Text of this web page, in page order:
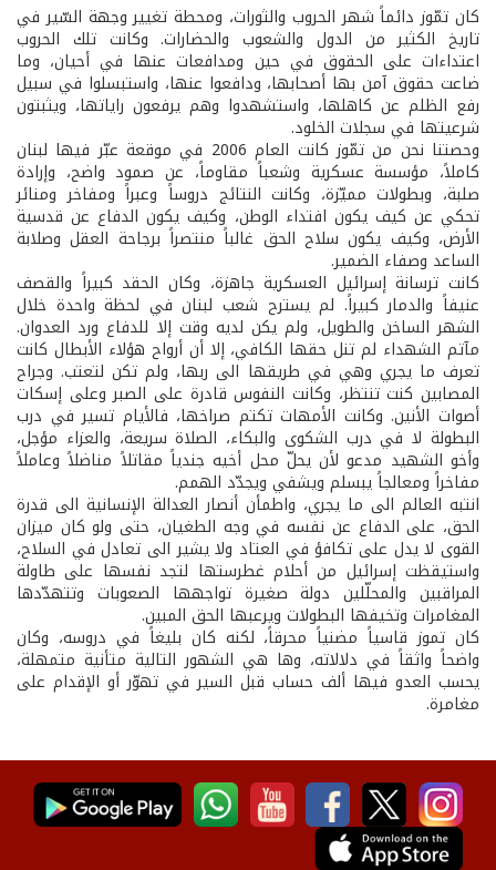
كان تمّوز دائماً شهر الحروب والثورات، ومحطة تغيير وجهة السّير في
تاريخ الكثير من الدول والشعوب والحضارات. وكانت تلك الحروب
اعتداءات على الحقوق في حين ومدافعات عنها في أحيان، وما
ضاعت حقوق آمن بها أصحابها، ودافعوا عنها، واستبسلوا في سبيل
رفع الظلم عن كاهلها، واستشهدوا وهم يرفعون راياتها، ويثبتون
شرعيتها في سجلات الخلود.
وحصتنا نحن من تمّوز كانت العام 2006 في موقعة عبّر فيها لبنان
كاملاً، مؤسسة عسكرية وشعباً مقاوماً، عن صمود واضح، وإرادة
صلبة، وبطولات مميّزة، وكانت النتائج دروساً وعبراً ومفاخر ومنائر
تحكي عن كيف يكون افتداء الوطن، وكيف يكون الدفاع عن قدسية
الأرض، وكيف يكون سلاح الحق غالباً منتصراً برجاحة العقل وصلابة
الساعد وصفاء الضمير.
كانت ترسانة إسرائيل العسكرية جاهزة، وكان الحقد كبيراً والقصف
عنيفاً والدمار كبيراً. لم يسترح شعب لبنان في لحظة واحدة خلال
الشهر الساخن والطويل، ولم يكن لديه وقت إلا للدفاع ورد العدوان.
مآتم الشهداء لم تنل حقها الكافي، إلا أن أرواح هؤلاء الأبطال كانت
تعرف ما يجري وهي في طريقها الى ربها، ولم تكن لتعتب. وجراح
المصابين كنت تنتظر، وكانت النفوس قادرة على الصبر وعلى إسكات
أصوات الأنين. وكانت الأمهات تكتم صراخها، فالأيام تسير في درب
البطولة لا في درب الشكوى والبكاء، الصلاة سريعة، والعزاء مؤجل،
وأخو الشهيد مدعو لأن يحلّ محل أخيه جندياً مقاتلاً مناضلاً وعاملاً
مفاخراً ومعالجاً يبسلم ويشفي ويجدّد الهمم.
انتبه العالم الى ما يجري، واطمأن أنصار العدالة الإنسانية الى قدرة
الحق، على الدفاع عن نفسه في وجه الطغيان، حتى ولو كان ميزان
القوى لا يدل على تكافؤ في العتاد ولا يشير الى تعادل في السلاح،
واستيقظت إسرائيل من أحلام غطرستها لتجد نفسها على طاولة
المراقبين والمحلّلين دولة صغيرة تواجهها الصعوبات وتتهدّدها
المغامرات وتخيفها البطولات ويرعبها الحق المبين.
كان تموز قاسياً مضنياً محرقاً، لكنه كان بليغاً في دروسه، وكان
واضحاً واثقاً في دلالاته، وها هي الشهور التالية متأنية متمهلة،
يحسب العدو فيها ألف حساب قبل السير في تهوّر أو الإقدام على
مغامرة.